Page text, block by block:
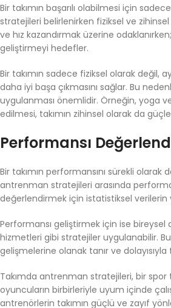
Bir takımın başarılı olabilmesi için
stratejileri belirlenirken fiziksel ve
ve hız kazandırmak üzerine
geliştirmeyi hedefler.
Bir takımın sadece fiziksel olarak değil,
daha iyi başa çıkmasını sağlar. Bu
uygulanması önemlidir. Örneğin, yoga
edilmesi, takımın zihinsel olarak da
Performansı
Bir takımın performansını sürekli
antrenman stratejileri arasında
değerlendirmek için istatistiksel verilerin
Performansı geliştirmek için ise
hizmetleri gibi stratejiler uygulanabilir.
gelişmelerine olanak tanır ve dolayısıyla
Takımda antrenman stratejileri, bir spor
oyuncuların birbirleriyle uyum içinde
antrenörlerin takımın güçlü ve zayıf